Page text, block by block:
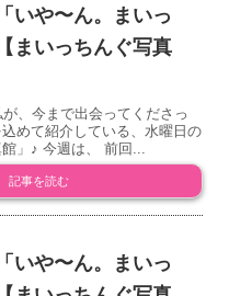
いや〜ん。まいっ
まいっちんぐ写真
、今まで出会ってくださっ
めて紹介している、水曜日の
」♪ 今週は、 前回...
記事を読む
いや〜ん。まいっ